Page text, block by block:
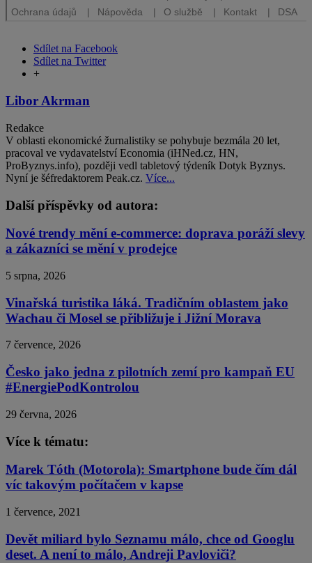
Sdílet na Facebook
Sdílet na Twitter
+
Libor Akrman
Redakce
V oblasti ekonomické žurnalistiky se pohybuje bezmála 20 let,
pracoval ve vydavatelství Economia (iHNed.cz, HN,
ProByznys.info), později vedl tabletový týdeník Dotyk Byznys.
Nyní je šéfredaktorem Peak.cz. Více...
Další příspěvky od autora:
Nové trendy mění e-commerce: doprava poráží slevy
a zákazníci se mění v prodejce
5 srpna, 2026
Vinařská turistika láká. Tradičním oblastem jako
Wachau či Mosel se přibližuje i Jižní Morava
7 července, 2026
Česko jako jedna z pilotních zemí pro kampaň EU
#EnergiePodKontrolou
29 června, 2026
Více k tématu:
Marek Tóth (Motorola): Smartphone bude čím dál
víc takovým počítačem v kapse
1 července, 2021
Devět miliard bylo Seznamu málo, chce od Googlu
deset. A není to málo, Andreji Pavloviči?